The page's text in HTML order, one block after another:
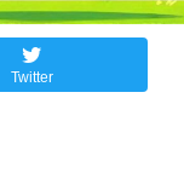
Twitter